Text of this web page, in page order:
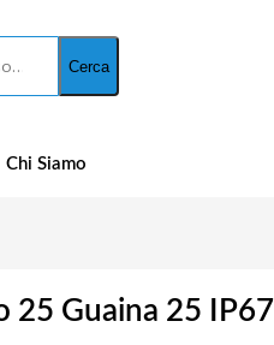
Cerca
Chi Siamo
25 Guaina 25 IP67